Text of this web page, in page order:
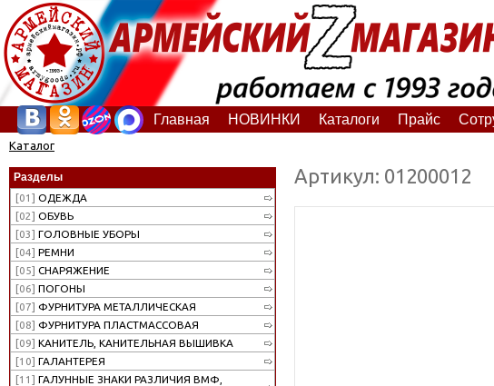
Главная НОВИНКИ Каталоги Прайс
Каталог
Разделы
[01] ОДЕЖДА
[02] ОБУВЬ
[03] ГОЛОВНЫЕ УБОРЫ
[04] РЕМНИ
[05] СНАРЯЖЕНИЕ
[06] ПОГОНЫ
[07] ФУРНИТУРА МЕТАЛЛИЧЕСКАЯ
[08] ФУРНИТУРА ПЛАСТМАССОВАЯ
[09] КАНИТЕЛЬ, КАНИТЕЛЬНАЯ ВЫШИВКА
[10] ГАЛАНТЕРЕЯ
[11] ГАЛУННЫЕ ЗНАКИ РАЗЛИЧИЯ ВМФ,
Артикул: 01200012